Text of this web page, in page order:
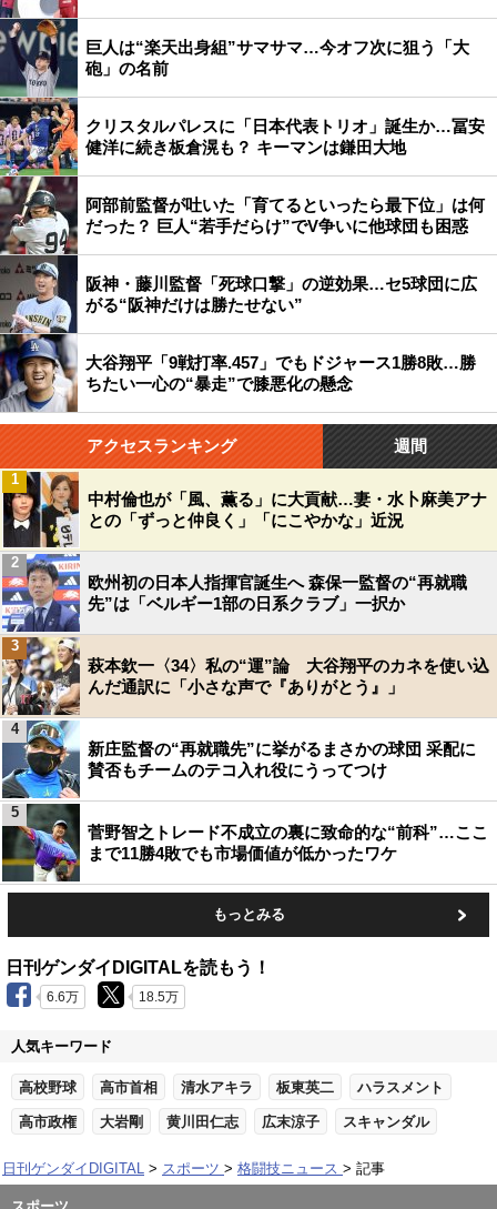
巨人は“楽天出身組”サマサマ…今オフ次に狙う「大
砲」の名前
クリスタルパレスに「日本代表トリオ」誕生か…冨安
健洋に続き板倉滉も？ キーマンは鎌田大地
阿部前監督が吐いた「育てるといったら最下位」は何
だった？ 巨人“若手だらけ”でV争いに他球団も困惑
阪神・藤川監督「死球口撃」の逆効果…セ5球団に広
がる“阪神だけは勝たせない”
大谷翔平「9戦打率.457」でもドジャース1勝8敗…勝
ちたい一心の“暴走”で膝悪化の懸念
アクセスランキング 週間
中村倫也が「風、薫る」に大貢献…妻・水卜麻美アナ
との「ずっと仲良く」「にこやかな」近況
1
欧州初の日本人指揮官誕生へ 森保一監督の“再就職
先”は「ベルギー1部の日系クラブ」一択か
2
萩本欽一〈34〉私の“運”論 大谷翔平のカネを使い込
んだ通訳に「小さな声で『ありがとう』」
3
新庄監督の“再就職先”に挙がるまさかの球団 采配に
賛否もチームのテコ入れ役にうってつけ
4
菅野智之トレード不成立の裏に致命的な“前科”…ここ
まで11勝4敗でも市場価値が低かったワケ
5
もっとみる
日刊ゲンダイDIGITALを読もう！
6.6万 18.5万
人気キーワード
高校野球 高市首相 清水アキラ 板東英二 ハラスメント
高市政権 大岩剛 黄川田仁志 広末涼子 スキャンダル
日刊ゲンダイDIGITAL スポーツ 格闘技ニュース 記事